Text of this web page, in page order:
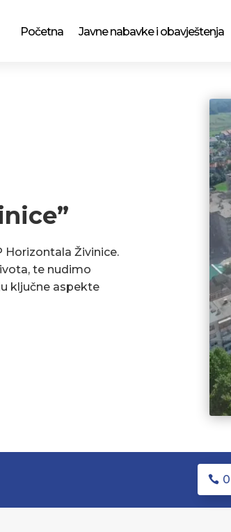
Početna Javne nabavke i obavještenja
Horizontala Živinice.
te nudimo
ključne aspekte